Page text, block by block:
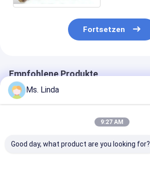
Fortsetzen
Empfohlene Produkte
Ms. Linda
9:27 AM
Good day, what product are you looking for?